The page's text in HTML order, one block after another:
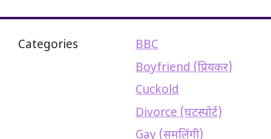
Categories
BBC
Boyfriend (प्रियकर)
Cuckold
Divorce (घटस्पोर्ट)
Gay (समलिंगी)